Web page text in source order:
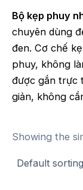
Bộ kẹp phuy
chuyên dùng
đen. Cơ chế
phuy, không
được gắn trực
giản, không
Showing the